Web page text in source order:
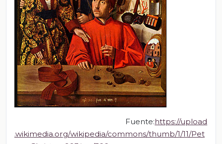
Fuente:https://upload
.wikimedia.org/wikipedia/commons/thumb/1/11/Pet